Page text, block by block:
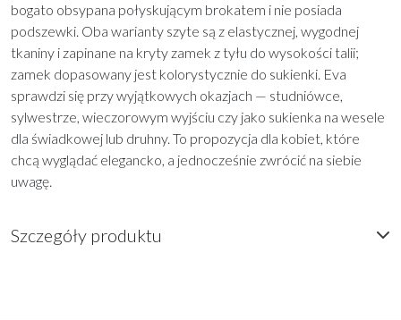
bogato obsypana połyskującym brokatem i nie posiada
podszewki. Oba warianty szyte są z elastycznej, wygodnej
tkaniny i zapinane na kryty zamek z tyłu do wysokości talii;
zamek dopasowany jest kolorystycznie do sukienki. Eva
sprawdzi się przy wyjątkowych okazjach — studniówce,
sylwestrze, wieczorowym wyjściu czy jako sukienka na wesele
dla świadkowej lub druhny. To propozycja dla kobiet, które
chcą wyglądać elegancko, a jednocześnie zwrócić na siebie
uwagę.
Szczegóły produktu